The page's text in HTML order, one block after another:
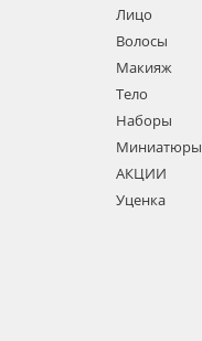
Лицо
Волосы
Макияж
Тело
Наборы
Миниатюры
АКЦИИ
Уценка